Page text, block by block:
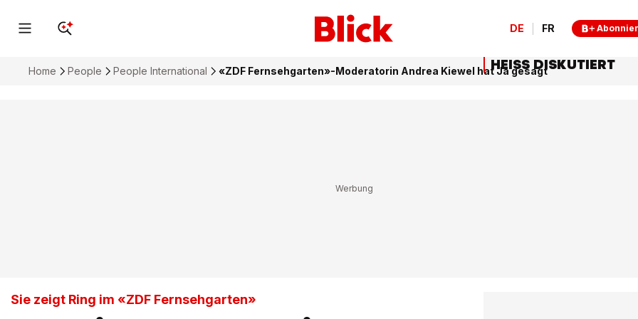
DE FR
Home People People International «ZDF Fernsehgarten»-Moderatorin Andrea Kiewel hat Ja gesagt
Sie zeigt Ring im «ZDF Fernsehgarten»
HEISS DISKUTIERT